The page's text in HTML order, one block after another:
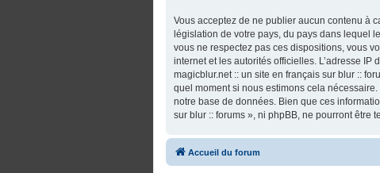
Vous acceptez de ne publier aucun contenu à
législation de votre pays, du pays dans lequel
vous ne respectez pas ces dispositions, vous
internet et les autorités officielles. L’adresse
magicblur.net :: un site en français sur blur ::
quel moment si nous estimons cela
notre base de données. Bien que ces
sur blur :: forums », ni phpBB, ne pourront être
Accueil du forum